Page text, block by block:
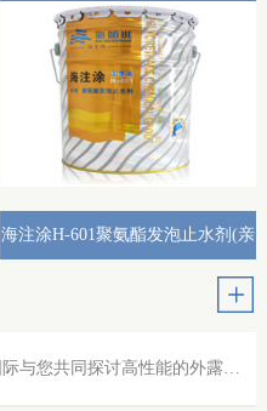
海注涂H-601聚氨酯发泡止水剂(亲
企业要闻相约528 建海国际与您共同探讨高性能的外露防水